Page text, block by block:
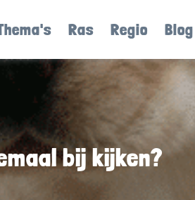
Ras Regio Blog
bij kijken?